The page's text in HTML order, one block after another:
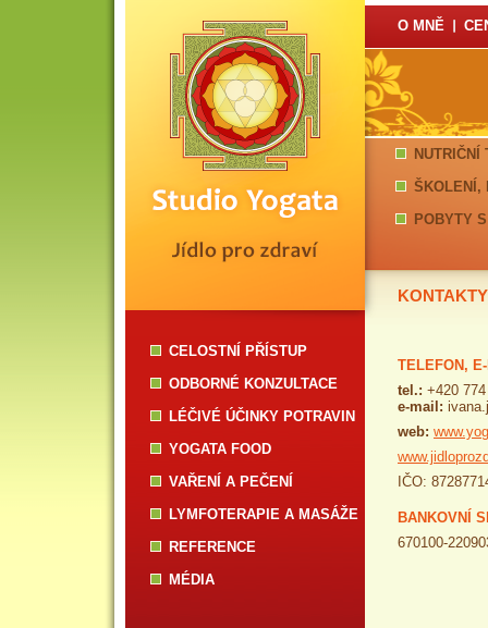
O MNĚ
NUTRIČNÍ
ŠKOLENÍ,
POBYTY
KONTAKTY
CELOSTNÍ PŘÍSTUP
ODBORNÉ KONZULTACE
LÉČIVÉ ÚČINKY POTRAVIN
YOGATA FOOD
VAŘENÍ A PEČENÍ
LYMFOTERAPIE A MASÁŽE
REFERENCE
MÉDIA
TELEFON,
tel.: +420
e-mail:
web:
IČO:
BANKOVNÍ
670100-